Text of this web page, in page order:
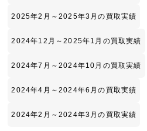
2025年2月～2025年3月の買取実績
2024年12月～2025年1月の買取実績
2024年7月～2024年10月の買取実績
2024年4月～2024年6月の買取実績
2024年2月～2024年3月の買取実績